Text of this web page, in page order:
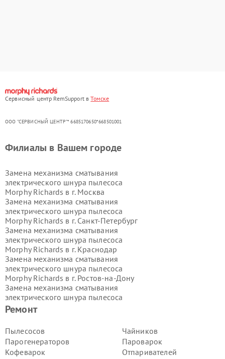
Сервисный центр RemSupport вТомске
ООО "СЕРВИСНЫЙ ЦЕНТР"* 6685170650*668501001
Ремонт
Пылесосов
Парогенераторов
Кофеварок
Чайников
Пароварок
Отпаривателей
Филиалы в Вашем городе
Замена механизма сматывания
электрического шнура пылесоса
Morphy Richards в г. Москва
Замена механизма сматывания
электрического шнура пылесоса
Morphy Richards в г. Санкт-Петербург
Замена механизма сматывания
электрического шнура пылесоса
Morphy Richards в г. Краснодар
Замена механизма сматывания
электрического шнура пылесоса
Morphy Richards в г. Ростов-на-Дону
Замена механизма сматывания
электрического шнура пылесоса
Morphy Richards в г.
Новгород
электрического шнура пылесоса
Morphy Richards в г.
Новосибирск
Замена механизма сматывания